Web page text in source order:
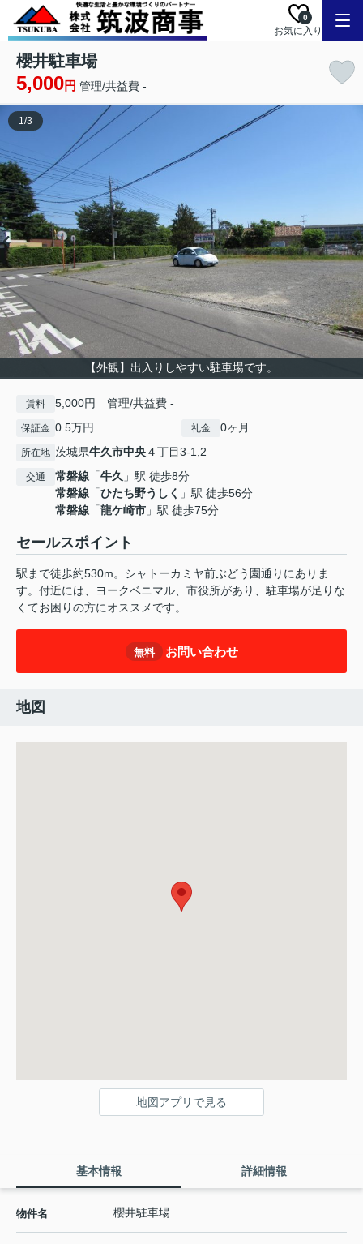
0
お気に入り
櫻井駐車場
5,000円 管理/共益費 -
【外観】出入りしやすい駐車場です。
1/3
賃料 5,000円 管理/共益費 -
保証金 0.5万円 礼金 0ヶ月
所在地 茨城県牛久市中央４丁目3-1,2
交通 常磐線 「牛久 」駅 徒歩8分
常磐線 「ひたち野うしく 」駅 徒歩56分
常磐線 「龍ケ崎市 」駅 徒歩75分
セールスポイント
駅まで徒歩約530m。シャトーカミヤ前ぶどう園通りにありま
す。付近には、ヨークベニマル、市役所があり、駐車場が足りな
くてお困りの方にオススメです。
無料 お問い合わせ
地図
地図アプリで見る
基本情報 詳細情報
物件名 櫻井駐車場